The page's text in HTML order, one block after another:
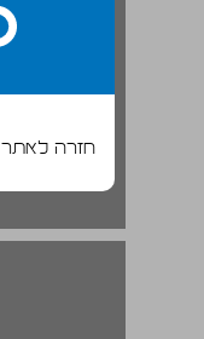
חזרה לאתר